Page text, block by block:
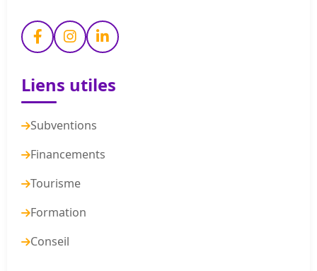
Liens utiles
Subventions
Financements
Tourisme
Formation
Conseil